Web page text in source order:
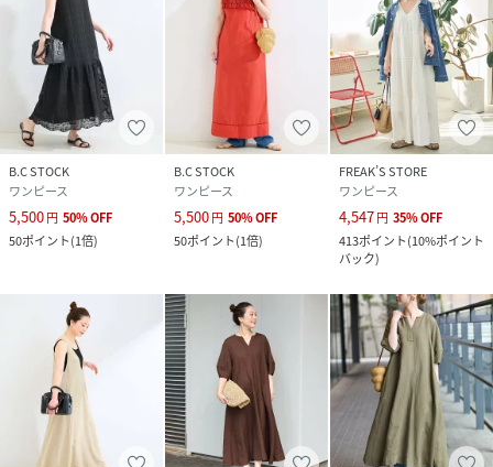
崩れすることがあります。
・デリケートな製品のため、キズや破れの生じることがあり
ます。バッグやベルト、表面にざらつきのあるものなどとの
スレや引っ掛けにご注意ください。
・柔軟剤は使用しないでください。縫い目が開くことがあり
ます。
※こちらの商品は、B.CSTOCKでの取り扱いになります。直
接店舗へお問い合わせの際はB.CSTOCK店舗へお願い致しま
す。
※照明の関係により、実際よりも色味が違って見える場合が
あります。またパソコン・スマートフォンなどの環境によ
り、若干製品と画像のカラーが異なる場合もございます。
※商品の色味は、商品アップ画像をご参照ください。
ブラック、ブルーA着用スタッフ：157cm 着用サイズ：M
ネイビーB、レッド着用スタッフ：161cm 着用サイズ：M
ブラウン着用モデル：163cm 着用サイズ：M
B.C STOCK
ワンピース
5,500円 50%OFF
50ポイント(1倍)
B.C STOCK
ワンピース
5,500円 50%OFF
50ポイント(1倍)
FREAK’S STORE
ワンピース
4,547円 35%OFF
413ポイント(10%ポイント
バック)